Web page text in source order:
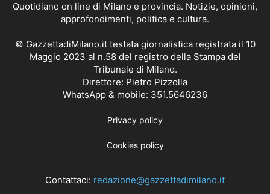
Quotidiano on line di Milano e provincia. Notizie, opinioni,
approfondimenti, politica e cultura.
© GazzettadiMilano.it testata giornalistica registrata il 10
Maggio 2023 al n.58 del registro della Stampa del
Tribunale di Milano.
Direttore: Pietro Pizzolla
WhatsApp & mobile: 351.5646236
Privacy policy
Cookies policy
Contattaci: redazione@gazzettadimilano.it